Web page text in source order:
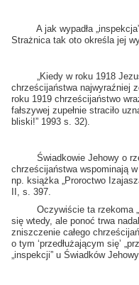
A jak wypadła „inspekcja”
Strażnica tak oto określa jej
„Kiedy w roku 1918 Jezus
chrześcijaństwa najwyraźniej
roku 1919 chrześcijaństwo
fałszywej zupełnie straciło
bliski!” 1993 s. 32).
Świadkowie Jehowy o
chrześcijaństwa wspominają
np. książka „Proroctwo
II, s. 397.
Oczywiście ta rzekoma
się wtedy, ale ponoć trwa
zniszczenie całego
o tym ‘przedłużającym się’
„inspekcji” u Świadków